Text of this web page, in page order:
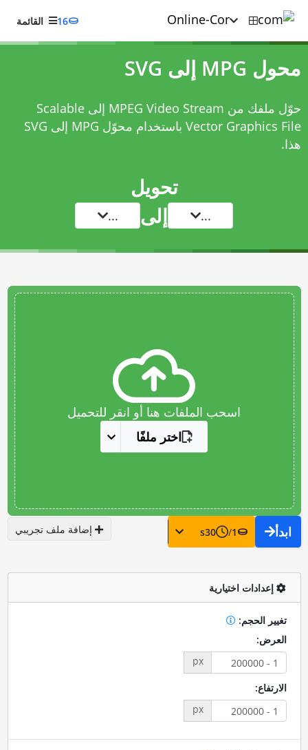
16 القائمة
محول MPG إلى SVG
حوّل ملفك من MPEG Video Stream إلى Scalable
Vector Graphics File باستخدام
محوّل MPG إلى SVG
هذا.
تحويل
... إلى ...
اسحب الملفات هنا أو انقر للتحميل
اختر ملفًا
ابدأ 1
/
30
s إضافة ملف تجريبي
إعدادات اختيارية
تغيير الحجم:
العرض:
px
الارتفاع:
px